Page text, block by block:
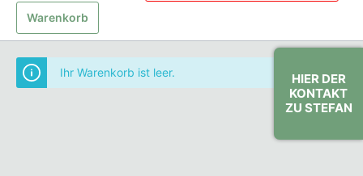
Warenkorb
Ihr Warenkorb ist leer.
HIER DER
KONTAKT
ZU STEFAN